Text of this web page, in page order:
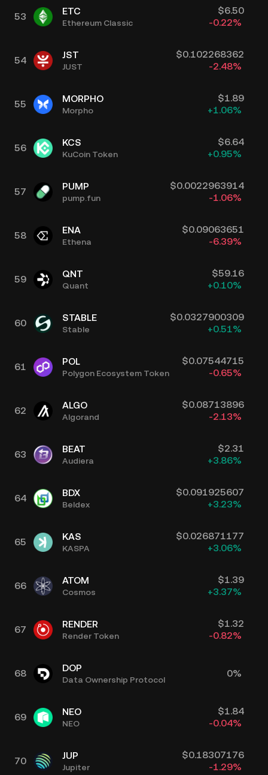
53 ETC
Ethereum Classic
$6.50
-0.22%
54 JST
JUST
$0.102268362
-2.48%
55 MORPHO
Morpho
$1.89
+1.06%
56 KCS
KuCoin Token
$6.64
+0.95%
57 PUMP
pump.fun
$0.0022963914
-1.06%
58 ENA
Ethena
$0.09063651
-6.39%
59 QNT
Quant
$59.16
+0.10%
60 STABLE
Stable
$0.0327900309
+0.51%
61 POL
Polygon Ecosystem Token
$0.07544715
-0.65%
62 ALGO
Algorand
$0.08713896
-2.13%
63 BEAT
Audiera
$2.31
+3.86%
64 BDX
Beldex
$0.091925607
+3.23%
65 KAS
KASPA
$0.026871177
+3.06%
66 ATOM
Cosmos
$1.39
+3.37%
67 RENDER
Render Token
$1.32
-0.82%
68 DOP
Data Ownership Protocol
0%
69 NEO
NEO
$1.84
-0.04%
70 JUP
Jupiter
$0.18307176
-1.29%